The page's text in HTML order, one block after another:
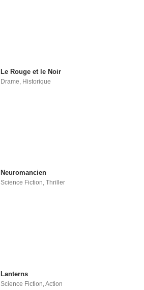
Le Rouge et le Noir
Drame, Historique
Neuromancien
Science Fiction,Thriller
Lanterns
Science Fiction ,Action